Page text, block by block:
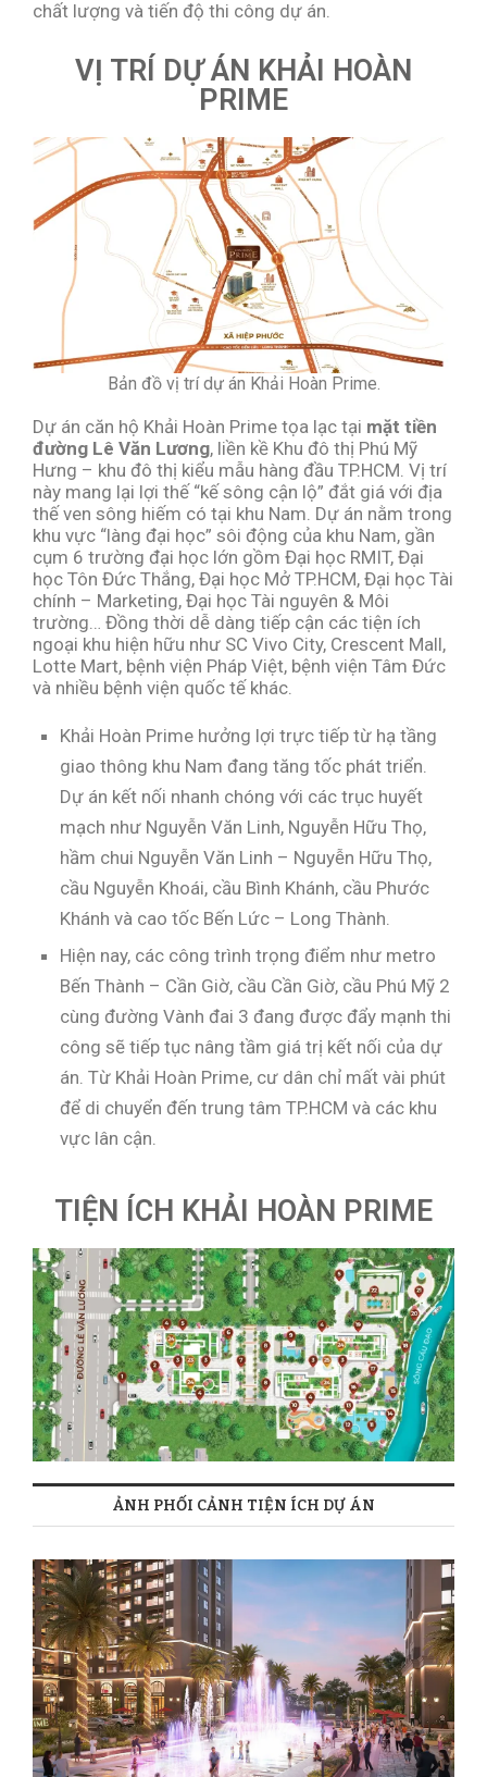
chất lượng và tiến độ thi công dự án.
VỊ TRÍ DỰ ÁN KHẢI HOÀN
PRIME
Bản đồ vị trí dự án Khải Hoàn Prime.
Dự án căn hộ Khải Hoàn Prime tọa lạc tại mặt tiền
đường Lê Văn Lương, liền kề Khu đô thị Phú Mỹ
Hưng – khu đô thị kiểu mẫu hàng đầu TP.HCM. Vị trí
này mang lại lợi thế “kế sông cận lộ” đắt giá với địa
thế ven sông hiếm có tại khu Nam. Dự án nằm trong
khu vực “làng đại học” sôi động của khu Nam, gần
cụm 6 trường đại học lớn gồm Đại học RMIT, Đại
học Tôn Đức Thắng, Đại học Mở TP.HCM, Đại học Tài
chính – Marketing, Đại học Tài nguyên & Môi
trường… Đồng thời dễ dàng tiếp cận các tiện ích
ngoại khu hiện hữu như SC Vivo City, Crescent Mall,
Lotte Mart, bệnh viện Pháp Việt, bệnh viện Tâm Đức
và nhiều bệnh viện quốc tế khác.
Khải Hoàn Prime hưởng lợi trực tiếp từ hạ tầng
giao thông khu Nam đang tăng tốc phát triển.
Dự án kết nối nhanh chóng với các trục huyết
mạch như Nguyễn Văn Linh, Nguyễn Hữu Thọ,
hầm chui Nguyễn Văn Linh – Nguyễn Hữu Thọ,
cầu Nguyễn Khoái, cầu Bình Khánh, cầu Phước
Khánh và cao tốc Bến Lức – Long Thành.
Hiện nay, các công trình trọng điểm như metro
Bến Thành – Cần Giờ, cầu Cần Giờ, cầu Phú Mỹ 2
cùng đường Vành đai 3 đang được đẩy mạnh thi
công sẽ tiếp tục nâng tầm giá trị kết nối của dự
án. Từ Khải Hoàn Prime, cư dân chỉ mất vài phút
để di chuyển đến trung tâm TP.HCM và các khu
vực lân cận.
TIỆN ÍCH KHẢI HOÀN PRIME
ẢNH PHỐI CẢNH TIỆN ÍCH DỰ ÁN